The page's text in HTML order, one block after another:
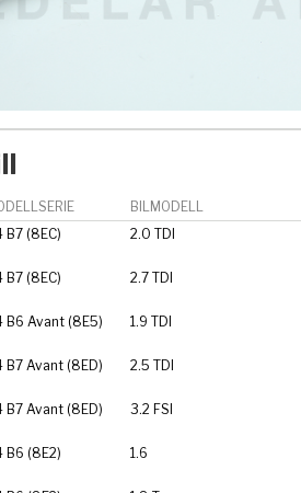
BILMODELL
B7 (8EC) 2.0 TDI
B7 (8EC) 2.7 TDI
B6 Avant (8E5) 1.9 TDI
B7 Avant (8ED) 2.5 TDI
B7 Avant (8ED) 3.2 FSI
B6 (8E2) 1.6